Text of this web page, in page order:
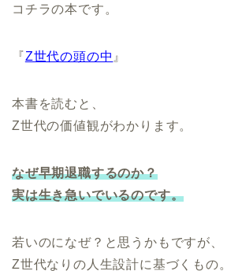
コチラの本です。
『Z世代の頭の中 』
本書を読むと、
Z世代の価値観がわかります。
なぜ早期退職するのか？
実は生き急いでいるのです。
若いのになぜ？と思うかもですが、
Z世代なりの人生設計に基づくもの。